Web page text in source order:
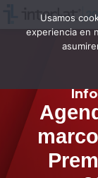
Usamos
experiencia en